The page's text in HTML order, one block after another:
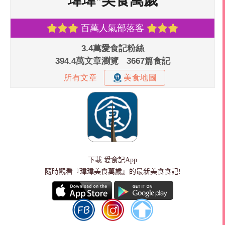
下載 愛食記App
隨時觀看『瑋瑋美食萬歲』的最新美食食記!